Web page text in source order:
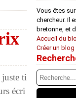
ti
écri
Vous êtes
chercheur. Il
bretonne, et
Accueil du
Créer un